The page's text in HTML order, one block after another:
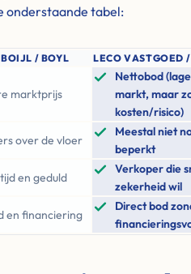
onderstaande tabel:
/ BOYL LECO VASTGOED
marktprijs
Nettobod
markt, maar
kosten/risico)
over de vloer
Meestal niet
beperkt
en geduld
Verkoper die
zekerheid wil
en financiering
Direct bod